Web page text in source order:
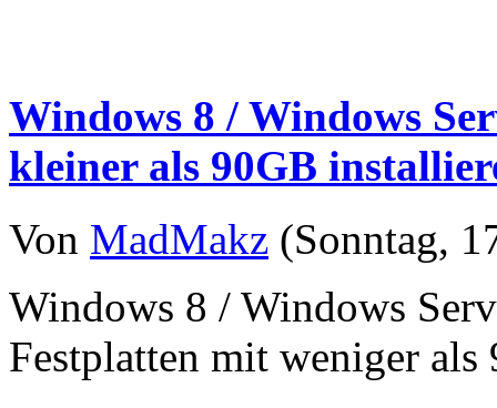
Windows 8 / Windows
kleiner als 90GB
Von MadMakz (Sonntag,
Windows 8 / Windows
Festplatten mit weniger